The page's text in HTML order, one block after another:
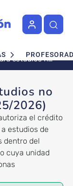
estudios no
2025/2026)
no
2026)
el crédito
estudios de
dentro del
cuya unidad